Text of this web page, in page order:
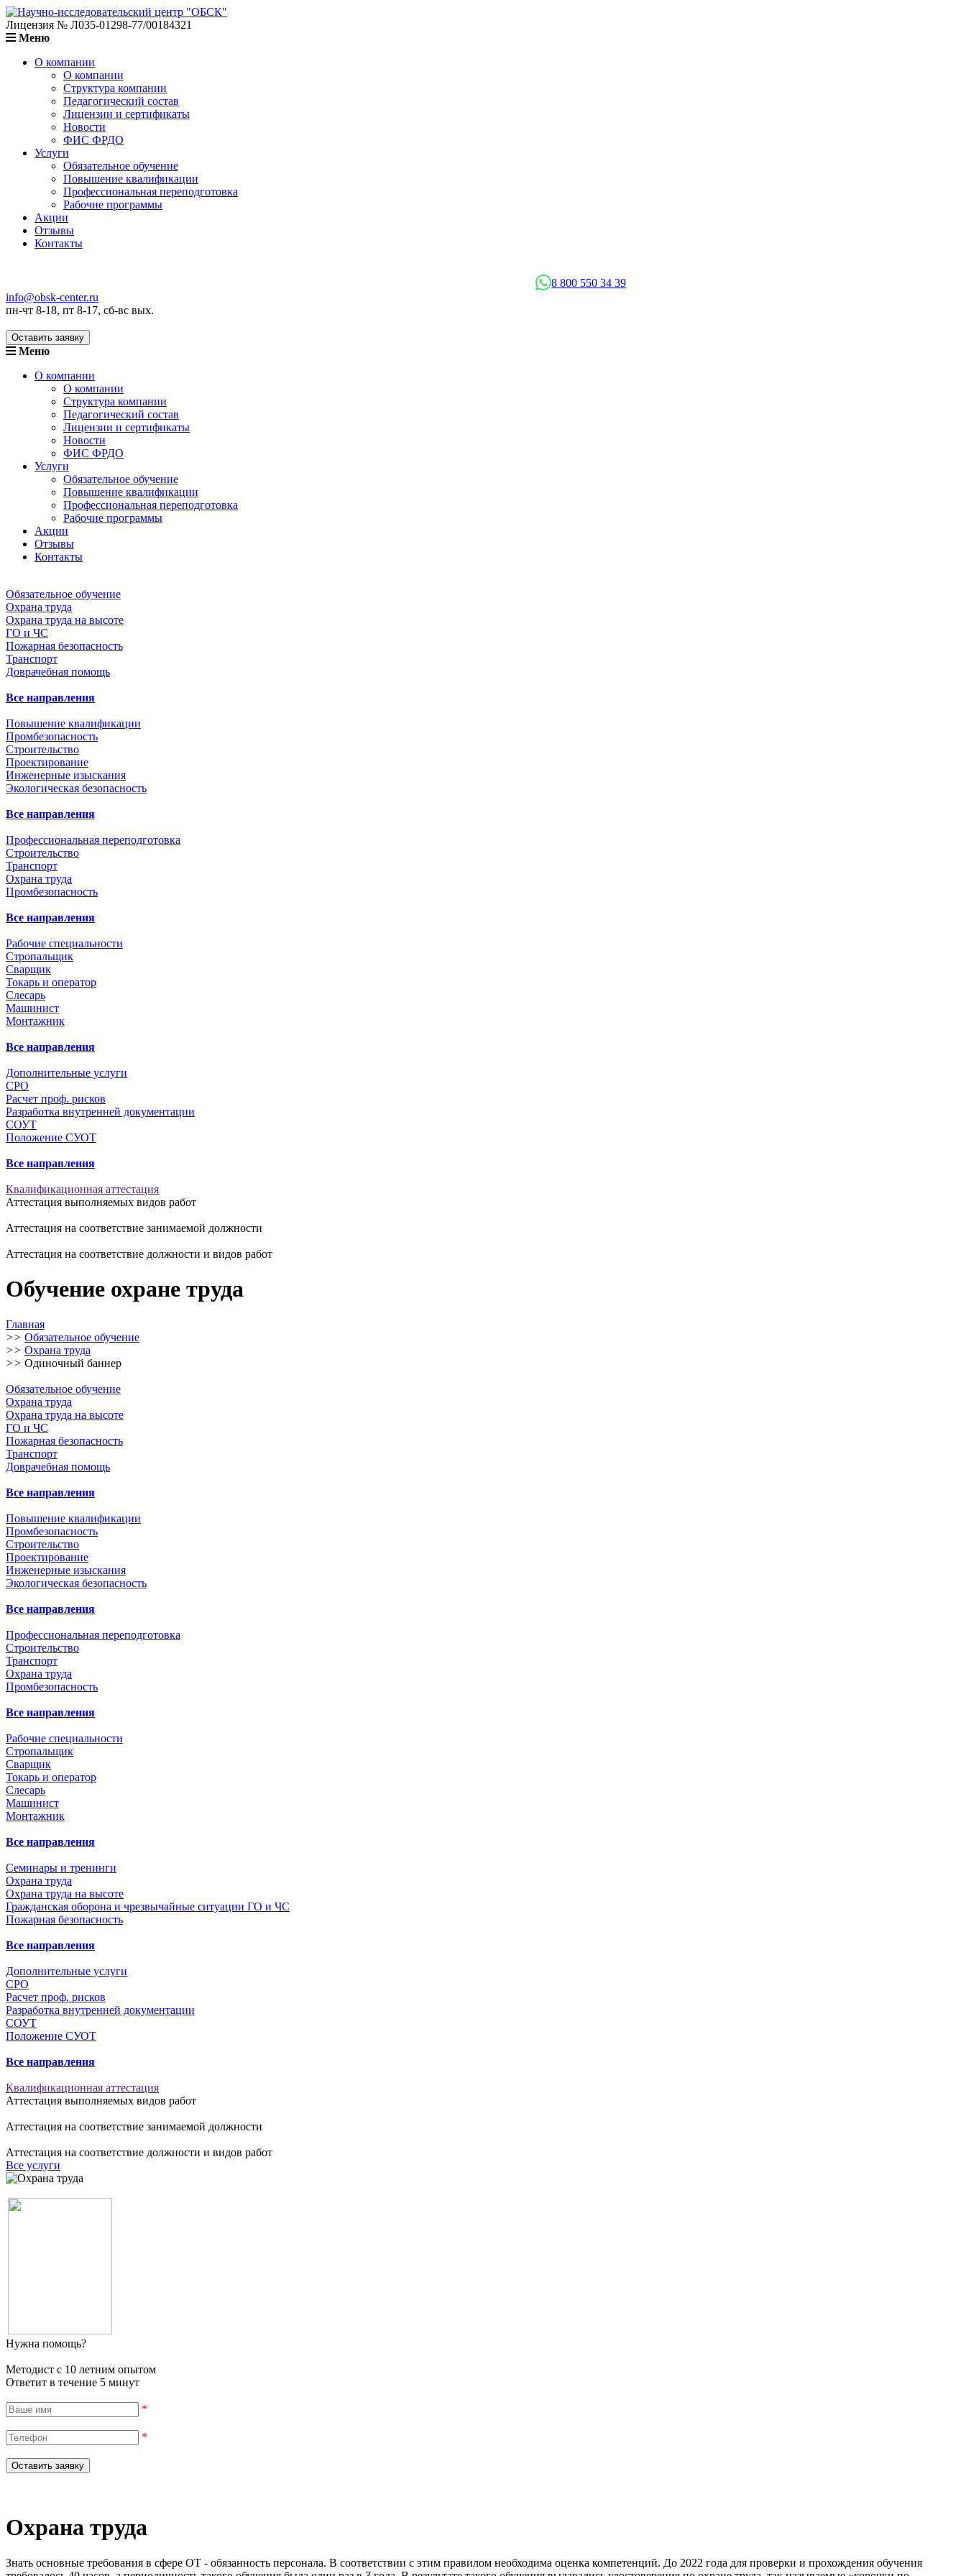
Лицензия № Л035-01298-77/00184321
Меню
О компании
О компании
Структура компании
Педагогический состав
Лицензии и сертификаты
Новости
ФИС ФРДО
Услуги
Обязательное обучение
Повышение квалификации
Профессиональная переподготовка
Рабочие программы
Акции
Отзывы
Контакты
8 800 550 34 39
info@obsk-center.ru
пн-чт 8-18, пт 8-17, сб-вс вых.
Оставить заявку
Меню
О компании
О компании
Структура компании
Педагогический состав
Лицензии и сертификаты
Новости
ФИС ФРДО
Услуги
Обязательное обучение
Повышение квалификации
Профессиональная переподготовка
Рабочие программы
Акции
Отзывы
Контакты
Обязательное обучение
Охрана труда
Охрана труда на высоте
ГО и ЧС
Пожарная безопасность
Транспорт
Доврачебная помощь
Все направления
Повышение квалификации
Промбезопасность
Строительство
Проектирование
Инженерные изыскания
Экологическая безопасность
Все направления
Профессиональная переподготовка
Строительство
Транспорт
Охрана труда
Промбезопасность
Все направления
Рабочие специальности
Стропальщик
Сварщик
Токарь и оператор
Слесарь
Машинист
Монтажник
Все направления
Дополнительные услуги
СРО
Расчет проф. рисков
Разработка внутренней документации
СОУТ
Положение СУОТ
Все направления
Квалификационная аттестация
Аттестация выполняемых видов работ
Аттестация на соответствие занимаемой должности
Аттестация на соответствие должности и видов работ
Обучение охране труда
Главная
>> Обязательное обучение
>> Охрана труда
>> Одиночный баннер
Обязательное обучение
Охрана труда
Охрана труда на высоте
ГО и ЧС
Пожарная безопасность
Транспорт
Доврачебная помощь
Все направления
Повышение квалификации
Промбезопасность
Строительство
Проектирование
Инженерные изыскания
Экологическая безопасность
Все направления
Профессиональная переподготовка
Строительство
Транспорт
Охрана труда
Промбезопасность
Все направления
Рабочие специальности
Стропальщик
Сварщик
Токарь и оператор
Слесарь
Машинист
Монтажник
Все направления
Семинары и тренинги
Охрана труда
Охрана труда на высоте
Гражданская оборона и чрезвычайные ситуации ГО и ЧС
Пожарная безопасность
Все направления
Дополнительные услуги
СРО
Расчет проф. рисков
Разработка внутренней документации
СОУТ
Положение СУОТ
Все направления
Квалификационная аттестация
Аттестация выполняемых видов работ
Аттестация на соответствие занимаемой должности
Аттестация на соответствие должности и видов работ
Все услуги
Нужна помощь?
Методист с 10 летним опытом
Ответит в течение 5 минут
*
*
Охрана труда
Знать основные требования в сфере ОТ - обязанность персонала. В соответствии с этим правилом необходима оценка компетенций. До 2022 года для проверки и прохождения обучения